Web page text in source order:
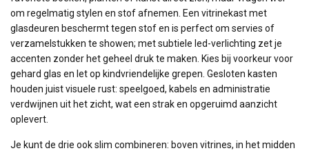
om regelmatig stylen en stof afnemen. Een vitrinekast met
glasdeuren beschermt tegen stof en is perfect om servies of
verzamelstukken te showen; met subtiele led-verlichting zet je
accenten zonder het geheel druk te maken. Kies bij voorkeur voor
gehard glas en let op kindvriendelijke grepen. Gesloten kasten
houden juist visuele rust: speelgoed, kabels en administratie
verdwijnen uit het zicht, wat een strak en opgeruimd aanzicht
oplevert.
Je kunt de drie ook slim combineren: boven vitrines, in het midden